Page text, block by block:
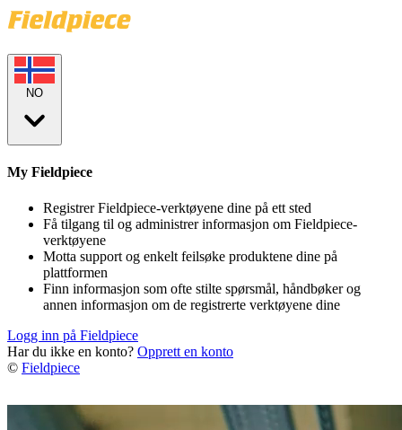
NO
My Fieldpiece
Registrer Fieldpiece-verktøyene dine på ett sted
Få tilgang til og administrer informasjon om Fieldpiece-
verktøyene
Motta support og enkelt feilsøke produktene dine på
plattformen
Finn informasjon som ofte stilte spørsmål, håndbøker og
annen informasjon om de registrerte verktøyene dine
Logg inn på Fieldpiece
Har du ikke en konto? Opprett en konto
© Fieldpiece